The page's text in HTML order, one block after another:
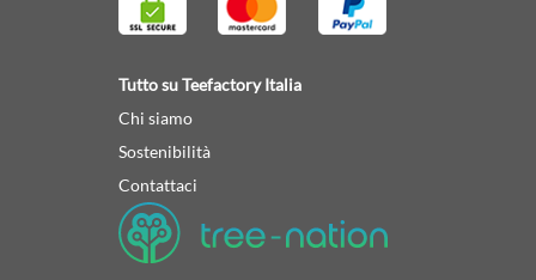
Tutto su Teefactory Italia
Chi siamo
Sostenibilità
Contattaci